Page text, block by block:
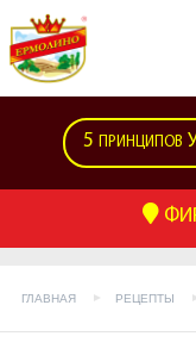
5 ПРИНЦИПОВ
ГЛАВНАЯ РЕЦЕПТЫ